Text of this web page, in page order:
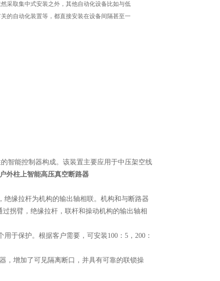
采取集中式安装之外，其他自动化设备比如与低
的自动化装置等，都直接安装在设备间隔甚至一
智能控制器构成。该装置主要应用于中压架空线
外柱上智能高压真空断路器
绝缘拉杆为机构的输出轴相联。机构和与断路器
拐臂，绝缘拉杆，联杆和操动机构的输出轴相
于保护。根据客户需要，可安装100：5，200：
，增加了可见隔离断口，并具有可靠的联锁操